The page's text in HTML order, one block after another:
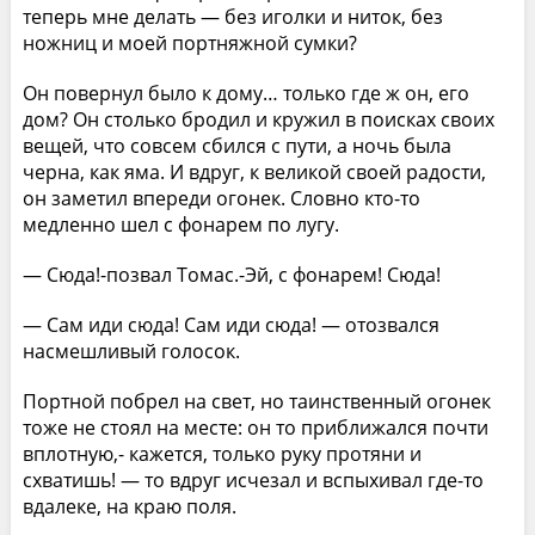
теперь мне делать — без иголки и ниток, без
ножниц и моей портняжной сумки?
Он повернул было к дому… только где ж он, его
дом? Он столько бродил и кружил в поисках своих
вещей, что совсем сбился с пути, а ночь была
черна, как яма. И вдруг, к великой своей радости,
он заметил впереди огонек. Словно кто-то
медленно шел с фонарем по лугу.
— Сюда!-позвал Томас.-Эй, с фонарем! Сюда!
— Сам иди сюда! Сам иди сюда! — отозвался
насмешливый голосок.
Портной побрел на свет, но таинственный огонек
тоже не стоял на месте: он то приближался почти
вплотную,- кажется, только руку протяни и
схватишь! — то вдруг исчезал и вспыхивал где-то
вдалеке, на краю поля.